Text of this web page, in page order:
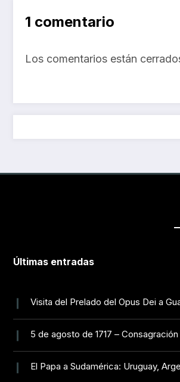
1 comentario
Los comentarios están
Últimas entradas
Visita del Prelado del Opus Dei a
5 de agosto de 1717 –
El Papa a Sudamérica: Uruguay,